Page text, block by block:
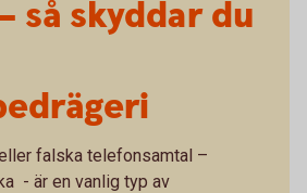
så skyddar du
falska telefonsamtal –
- är en vanlig typ av